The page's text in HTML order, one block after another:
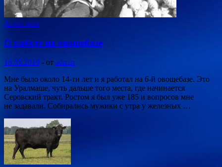
Агропром
О работе на овощебазе
16.05.2019 - от admin
Мне было около 14-ти лет и я работал на 6-й овощебазе. Это
на Уралмаше, чуть дальше того места, где начинается
Серовский тракт. Ростом я был уже 185 и вопросов мне
не задавали. Собирались мужики с утра у железных …